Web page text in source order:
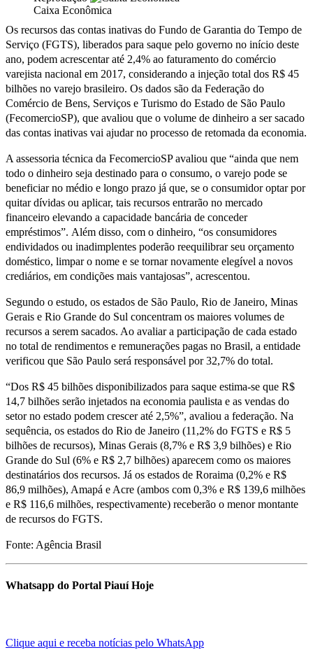
Caixa Econômica
Os recursos das contas inativas do Fundo de Garantia do Tempo de
Serviço (FGTS), liberados para saque pelo governo no início deste
ano, podem acrescentar até 2,4% ao faturamento do comércio
varejista nacional em 2017, considerando a injeção total dos R$ 45
bilhões no varejo brasileiro. Os dados são da Federação do
Comércio de Bens, Serviços e Turismo do Estado de São Paulo
(FecomercioSP), que avaliou que o volume de dinheiro a ser sacado
das contas inativas vai ajudar no processo de retomada da economia.
A assessoria técnica da FecomercioSP avaliou que “ainda que nem
todo o dinheiro seja destinado para o consumo, o varejo pode se
beneficiar no médio e longo prazo já que, se o consumidor optar por
quitar dívidas ou aplicar, tais recursos entrarão no mercado
financeiro elevando a capacidade bancária de conceder
empréstimos”. Além disso, com o dinheiro, “os consumidores
endividados ou inadimplentes poderão reequilibrar seu orçamento
doméstico, limpar o nome e se tornar novamente elegível a novos
crediários, em condições mais vantajosas”, acrescentou.
Segundo o estudo, os estados de São Paulo, Rio de Janeiro, Minas
Gerais e Rio Grande do Sul concentram os maiores volumes de
recursos a serem sacados. Ao avaliar a participação de cada estado
no total de rendimentos e remunerações pagas no Brasil, a entidade
verificou que São Paulo será responsável por 32,7% do total.
“Dos R$ 45 bilhões disponibilizados para saque estima-se que R$
14,7 bilhões serão injetados na economia paulista e as vendas do
setor no estado podem crescer até 2,5%”, avaliou a federação. Na
sequência, os estados do Rio de Janeiro (11,2% do FGTS e R$ 5
bilhões de recursos), Minas Gerais (8,7% e R$ 3,9 bilhões) e Rio
Grande do Sul (6% e R$ 2,7 bilhões) aparecem como os maiores
destinatários dos recursos. Já os estados de Roraima (0,2% e R$
86,9 milhões), Amapá e Acre (ambos com 0,3% e R$ 139,6 milhões
e R$ 116,6 milhões, respectivamente) receberão o menor montante
de recursos do FGTS.
Fonte: Agência Brasil
Whatsapp do Portal Piauí Hoje
Clique aqui e receba notícias pelo WhatsApp